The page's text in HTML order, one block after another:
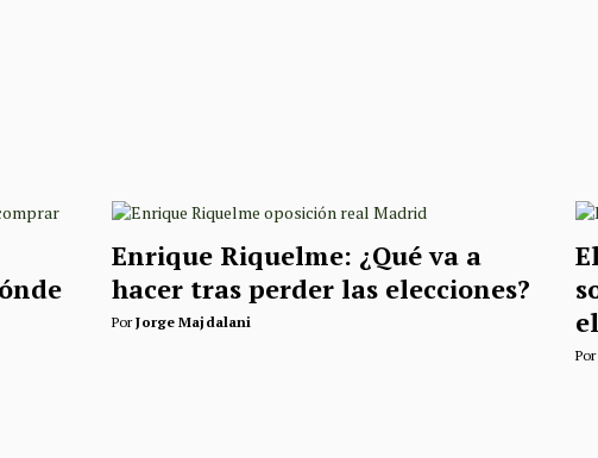
Enrique Riquelme: ¿Qué va a
hacer tras perder las elecciones?
PorJorge Majdalani